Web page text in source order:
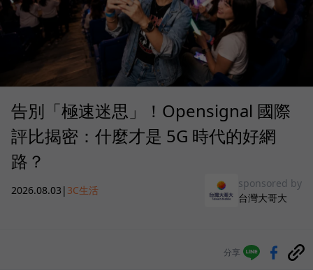
告別「極速迷思」！Opensignal 國際
評比揭密：什麼才是 5G 時代的好網
路？
2026.08.03 | 3C生活
sponsored by
台灣大哥大
分享